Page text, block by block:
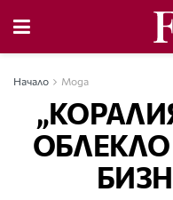
Начало Мода
ОБЛЕКЛО